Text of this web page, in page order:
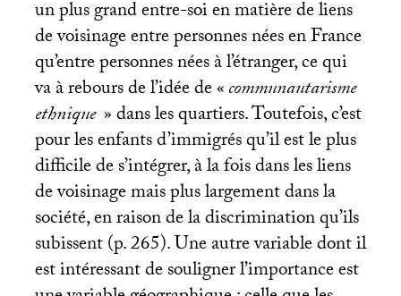
un plus grand entre-soi en matière de liens
de voisinage entre personnes nées en France
qu’entre personnes nées à l’étranger, ce qui
va à rebours de l’idée de «communautarisme
ethnique » dans les quartiers. Toutefois, c’est
pour les enfants d’immigrés qu’il est le plus
difficile de s’intégrer, à la fois dans les liens
de voisinage mais plus largement dans la
société, en raison de la discrimination qu’ils
subissent (p. 265). Une autre variable dont il
est intéressant de souligner l’importance est